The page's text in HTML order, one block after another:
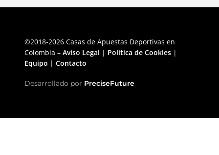
©2018-2026 Casas de Apuestas Deportivas en
Colombia – Aviso Legal | Política de Cookies |
Equipo | Contacto
Desarrollado por PreciseFuture